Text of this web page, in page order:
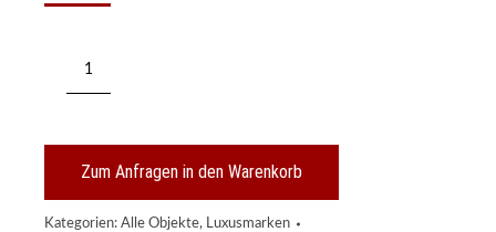
Gürtel
"Médor",
Ende
Zum Anfragen in den Warenkorb
Kategorien: Alle Objekte, Luxusmarken